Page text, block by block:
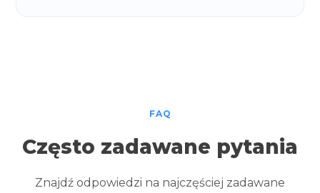
FAQ
Często zadawane pytania
Znajdź odpowiedzi na najczęściej zadawane